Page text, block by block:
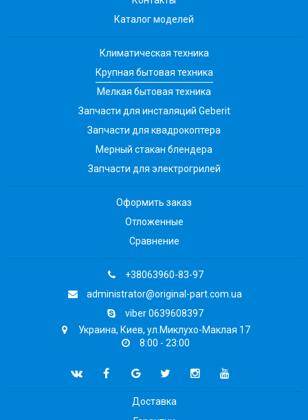
Каталог моделей
Климатическая техника
Крупная бытовая техника
Мелкая бытовая техника
Запчасти для инсталяций Geberit
Запчасти для квадрокоптера
Мерный стакан блендера
Запчасти для электрогрилей
Оформить заказ
Отложенные
Сравнение
+38063960-83-97
administrator@original-part.com.ua
viber 0639608397
Украина, Киев, ул.Миклухо-Маклая 17
8:00 - 23:00
Доставка